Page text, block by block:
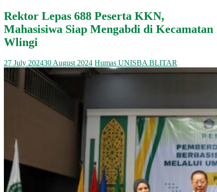
Rektor Lepas 688 Peserta KKN,
Mahasisiwa Siap Mengabdi di Kecamatan
Wlingi
27 July 202430 August 2024 Humas UNISBA BLITAR